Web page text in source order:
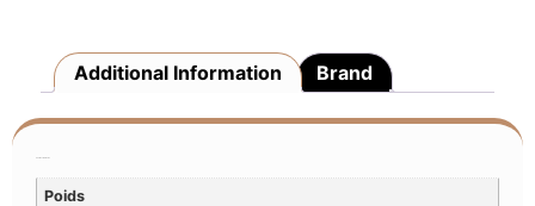
Additional Information Brand
Poids